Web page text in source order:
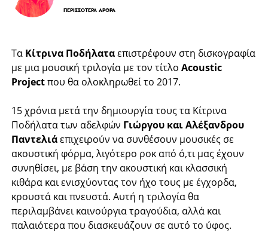
ΠΕΡΙΣΣΌΤΕΡΑ ΆΡΘΡΑ
Τα Κίτρινα Ποδήλαταεπιστρέφουν στη δισκογραφία
με μια μουσική τριλογία με τον τίτλοAcoustic
Projectπου θα ολοκληρωθεί το 2017.
15 χρόνια μετά την δημιουργία τους τα Κίτρινα
Ποδήλατα των αδελφών Γιώργου και Αλέξανδρου
Παντελιάεπιχειρούν να συνθέσουν μουσικές σε
ακουστική φόρμα, λιγότερο ροκ από ό,τι μας έχουν
συνηθίσει, με βάση την ακουστική και κλασσική
κιθάρα και ενισχύοντας τον ήχο τους με έγχορδα,
κρουστά και πνευστά. Αυτή η τριλογία θα
περιλαμβάνει καινούργια τραγούδια, αλλά και
παλαιότερα που διασκευάζουν σε αυτό το ύφος.